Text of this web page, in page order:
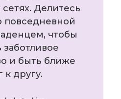
Делитесь
повседневной
чтобы
заботливое
и быть ближе
к другу.